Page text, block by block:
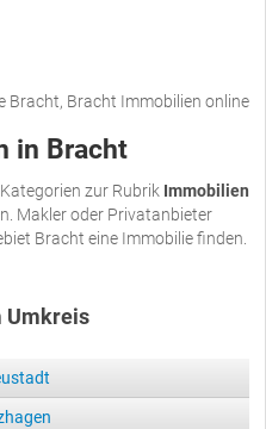
Bracht, Bracht Immobilien online
in Bracht
zur Rubrik Immobilien
Makler oder Privatanbieter
Bracht eine Immobilie finden.
Umkreis